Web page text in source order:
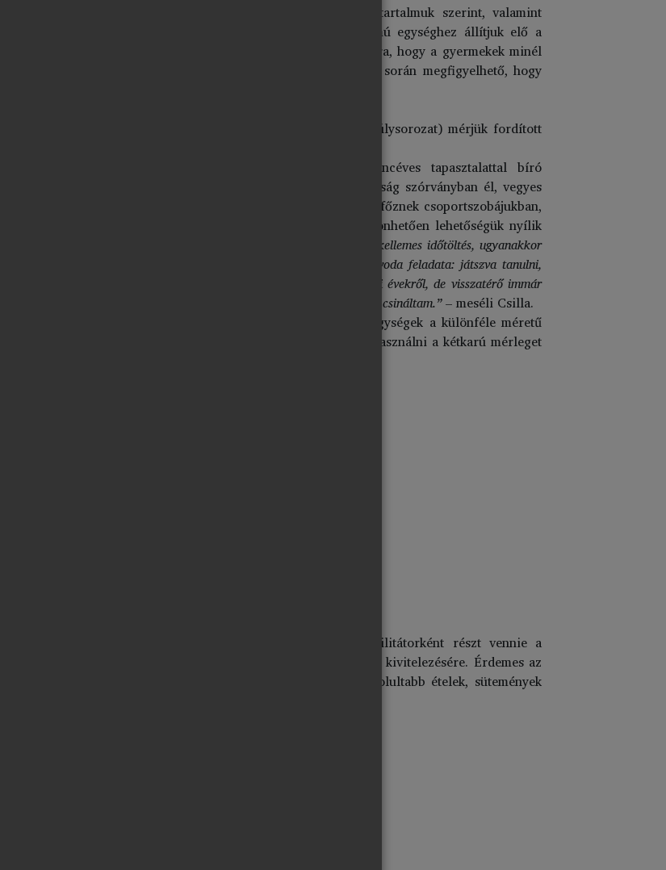
leírt receptnek megfelelő mennyiségeket tömegük vagy űrtartalmuk szerint, valamint
például a tojást. Amikor egy mérőszámhoz, adott számú egységhez állítjuk elő a
hogy a számfogalmat megfelelően alakítsuk, szükség van arra, hogy a gyermekek minél
méréseket. Az egység alkalmankénti megválasztása során megfigyelhető, hogy
a mérőszám. Kétféle összefüggés kialakítása szükséges:
arányosság van a mennyiség és a mérőszám között.
változtatjuk, ugyanazt kétféle mértékegységgel (bögre, súlysorozat) mérjük fordított
mérésre kiváló példát ad Szabó Csilla Erzsébet, harmincéves tapasztalattal bíró
egy közép-erdélyi kis faluban dolgozik, ahol a magyarság szórványban él, vegyes
magyar lakosság száma. Gyermekeivel rendszeresen sütnek-főznek csoportszobájukban,
a gyermekek közvetlenül nem férnek hozzá. Ennek köszönhetően lehetőségük nyílik
keletkezett finom illatokat is.
„A sütögetés mindamellett, hogy kellemes időtöltés, ugyanakkor
emléket szerez, hanem új készségeket is elsajátítanak. Az óvoda feladata: játszva tanulni,
arról, hogy a gyerekekben nem sok emlék marad az óvodai évekről, de visszatérő immár
bizonyosodhattam meg. Ez megerősít abban, hogy valamit mégis jól csináltam.”– meséli Csilla.
a gyermekek számára (13.11.5. kép). Főbb mértékegységek a különféle méretű
használunk a konyhában sütés-főzés során. Megtanulják használni a kétkarú mérleget
könnyen használhatók, így egy idő után, már elegendő facilitátorként részt vennie a
segítségével, önállóan is képessé válnak a receptek kivitelezésére. Érdemes az
közül válogatni kezdetben, majd fokozatosan áttérni bonyolultabb ételek, sütemények
három kedvenc receptje olvasható (